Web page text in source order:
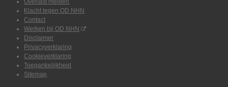
Overlast melden
Klacht tegen OD NHN
Contact
Werken bij OD NHN
Disclaimer
Privacyverklaring
Cookieverklaring
Toegankelijkheid
Sitemap